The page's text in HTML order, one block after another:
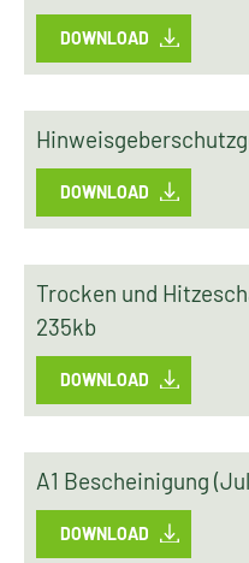
DOWNLOAD
DOWNLOAD
Trocken und
235kb
DOWNLOAD
A1 Bescheinigung
DOWNLOAD